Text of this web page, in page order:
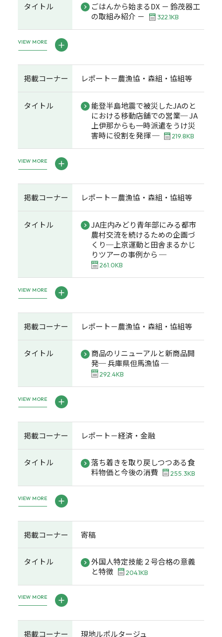
タイトル
ごはんから始まるDX － 鈴茂器工
の取組み紹介 －
322.1KB
VIEW MORE
掲載コーナー レポート－農漁協・森組・協組等
タイトル
能登半島地震で被災したJAのと
における移動店舗での営業─ JA
上伊那からも一時派遣をうけ災
害時に役割を発揮 ─
219.8KB
VIEW MORE
掲載コーナー レポート－農漁協・森組・協組等
タイトル
JA庄内みどり青年部にみる都市
農村交流を続けるための企画づ
くり─上京運動と田舎まるかじ
りツアーの事例から ─
261.0KB
VIEW MORE
掲載コーナー レポート－農漁協・森組・協組等
タイトル
商品のリニューアルと新商品開
発─ 兵庫県但馬漁協 ─
292.4KB
VIEW MORE
掲載コーナー レポート－経済・金融
タイトル
落ち着きを取り戻しつつある食
料物価と今後の消費
255.3KB
VIEW MORE
掲載コーナー 寄稿
タイトル
外国人特定技能２号合格の意義
と特徴
204.1KB
VIEW MORE
掲載コーナー 現地ルポルタージュ